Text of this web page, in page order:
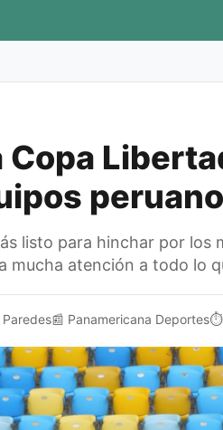
Copa
listo para hinchar por los
mucha atención a todo lo
📰 Panamericana Deportes⏱️